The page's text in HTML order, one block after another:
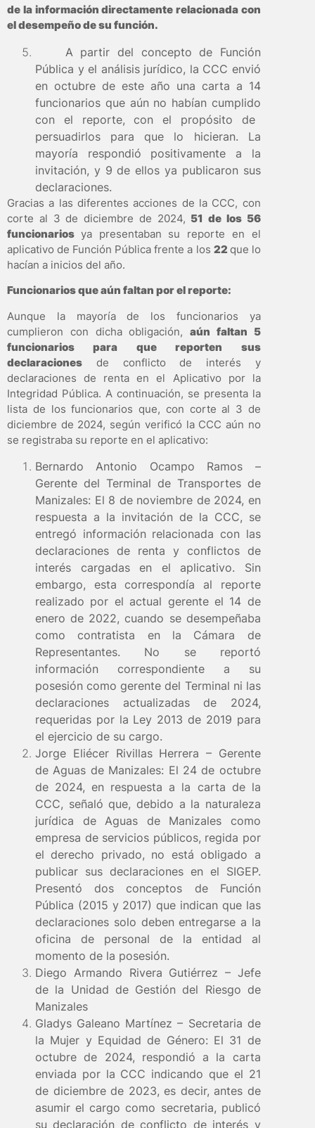
de la información directamente relacionada con
el desempeño de su función.
A partir del concepto de Función
Pública y el análisis jurídico, la CCC envió
en octubre de este año una carta a 14
funcionarios que aún no habían cumplido
con el reporte, con el propósito de
persuadirlos para que lo hicieran. La
mayoría respondió positivamente a la
invitación, y 9 de ellos ya publicaron sus
declaraciones.
Gracias a las diferentes acciones de la CCC, con
corte al 3 de diciembre de 2024, 51 de los 56
funcionarios ya presentaban su reporte en el
aplicativo de Función Pública frente a los 22 que lo
hacían a inicios del año.
Funcionarios que aún faltan por el reporte:
Aunque la mayoría de los funcionarios ya
cumplieron con dicha obligación,aún faltan 5
funcionarios para que reporten sus
declaraciones de conflicto de interés y
declaraciones de renta en el Aplicativo por la
Integridad Pública. A continuación, se presenta la
lista de los funcionarios que, con corte al 3 de
diciembre de 2024, según verificó la CCC aún no
se registraba su reporte en el aplicativo:
Bernardo Antonio Ocampo Ramos –
Gerente del Terminal de Transportes de
Manizales: El 8 de noviembre de 2024, en
respuesta a la invitación de la CCC, se
entregó información relacionada con las
declaraciones de renta y conflictos de
interés cargadas en el aplicativo. Sin
embargo, esta correspondía al reporte
realizado por el actual gerente el 14 de
enero de 2022, cuando se desempeñaba
como contratista en la Cámara de
Representantes. No se reportó
información correspondiente a su
posesión como gerente del Terminal ni las
declaraciones actualizadas de 2024,
requeridas por la Ley 2013 de 2019 para
el ejercicio de su cargo.
Jorge Eliécer Rivillas Herrera – Gerente
de Aguas de Manizales: El 24 de octubre
de 2024, en respuesta a la carta de la
CCC, señaló que, debido a la naturaleza
jurídica de Aguas de Manizales como
empresa de servicios públicos, regida por
el derecho privado, no está obligado a
publicar sus declaraciones en el SIGEP.
Presentó dos conceptos de Función
Pública (2015 y 2017) que indican que las
declaraciones solo deben entregarse a la
oficina de personal de la entidad al
momento de la posesión.
Diego Armando Rivera Gutiérrez – Jefe
de la Unidad de Gestión del Riesgo de
Manizales
Gladys Galeano Martínez – Secretaria de
la Mujer y Equidad de Género: El 31 de
octubre de 2024, respondió a la carta
enviada por la CCC indicando que el 21
de diciembre de 2023, es decir, antes de
asumir el cargo como secretaria, publicó
su declaración de conflicto de interés y